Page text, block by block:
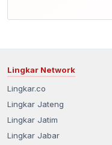
Lingkar Network
Lingkar.co
Lingkar Jateng
Lingkar Jatim
Lingkar Jabar